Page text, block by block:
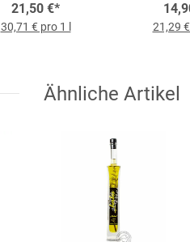
0,7-l-Flasche
21,50 €*
30,71 € pro 1 l 21,29 €
Ähnliche Artikel